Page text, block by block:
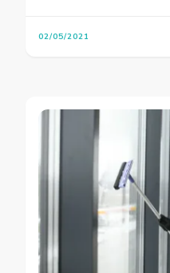
02/05/2021